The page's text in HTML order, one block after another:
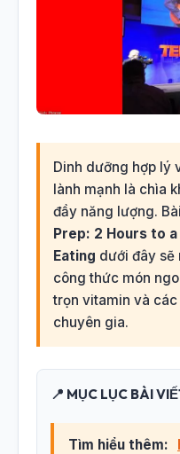
Dinh dưỡng hợp lý
lành mạnh là chìa
đầy năng lượng.
Prep: 2 Hours to
Eating dưới đây sẽ
công thức món
trọn vitamin và
chuyên gia.
📍 MỤC LỤC BÀI
Tìm hiểu thêm: